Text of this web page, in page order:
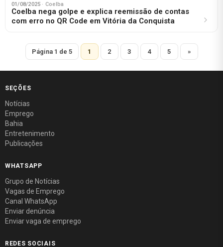
01/08/2025 · Coelba
Coelba nega golpe e explica reemissão de contas
com erro no QR Code em Vitória da Conquista
Página 1 de 5 1 2 3 4 5 »
SEÇÕES
Notícias
Emprego
Bahia
Entretenimento
Publicações
WHATSAPP
Grupo de Notícias
Vagas de Emprego
Canal WhatsApp
Enviar denúncia
Enviar vaga de emprego
REDES SOCIAIS